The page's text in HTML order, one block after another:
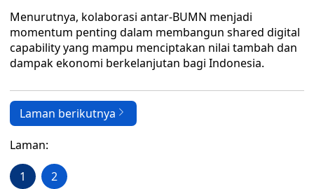
Menurutnya, kolaborasi antar-BUMN menjadi
momentum penting dalam membangun shared digital
capability yang mampu menciptakan nilai tambah dan
dampak ekonomi berkelanjutan bagi Indonesia.
Laman berikutnya
Laman:
1 2